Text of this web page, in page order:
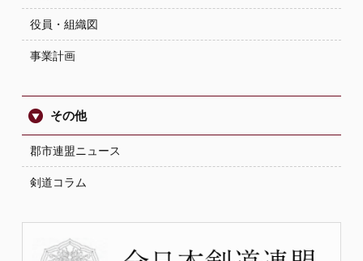
役員・組織図
事業計画
その他
郡市連盟ニュース
剣道コラム